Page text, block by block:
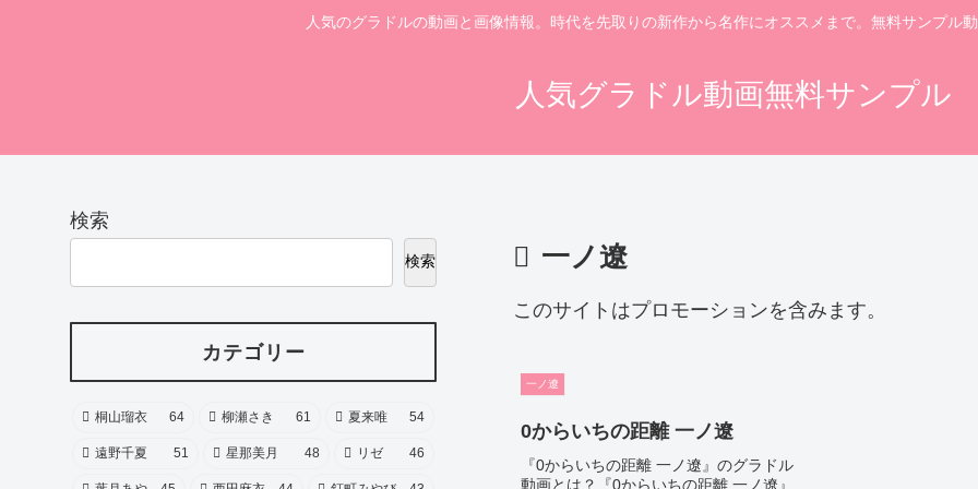
人気のグラドルの動画と画像情報。時代を先取りの新作から名作にオススメまで。無料サンプル
人気グラドル動画無料サンプル
一ノ遼
このサイトはプロモーションを含みます。
一ノ遼
0からいちの距離 一ノ遼
『0からいちの距離 一ノ遼』のグラドル
動画とは？『0からいちの距離 一ノ遼』
検索
検索
カテゴリー
桐山瑠衣 64 柳瀬さき 61 夏来唯 54
遠野千夏 51 星那美月 48 リゼ 46